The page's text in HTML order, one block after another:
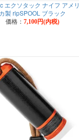
エクソタック ナイフ アメリ
カ製 ripSPOOL ブラック
価格： 7,100円(内税)